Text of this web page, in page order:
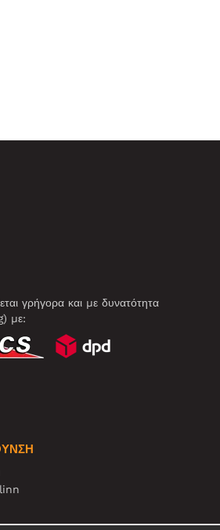
γρήγορα και με δυνατότητα
με: